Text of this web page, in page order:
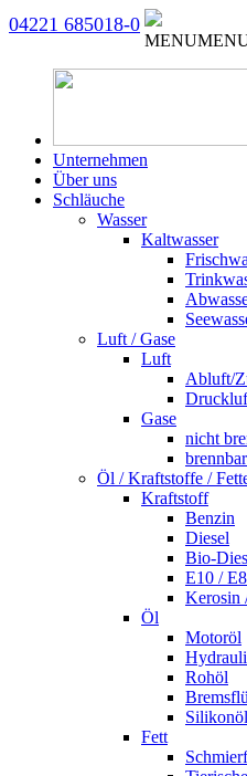
04221 685018-0
MENU
Unternehmen
Über uns
Schläuche
Wasser
Kaltwasser
Luft / Gase
Luft
Abluft/
Gase
nicht
Öl / Kraftstoffe /
Kraftstoff
Benzin
Diesel
Bio-
E10 /
Kerosin
Öl
Motoröl
Rohöl
Silikonöl
Fett